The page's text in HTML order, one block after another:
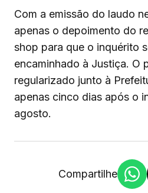
Com a emissão do laudo
apenas o depoimento do
shop para que o inquérito
encaminhado à Justiça. O
regularizado junto à
apenas cinco dias após o
agosto.
Compartilhe